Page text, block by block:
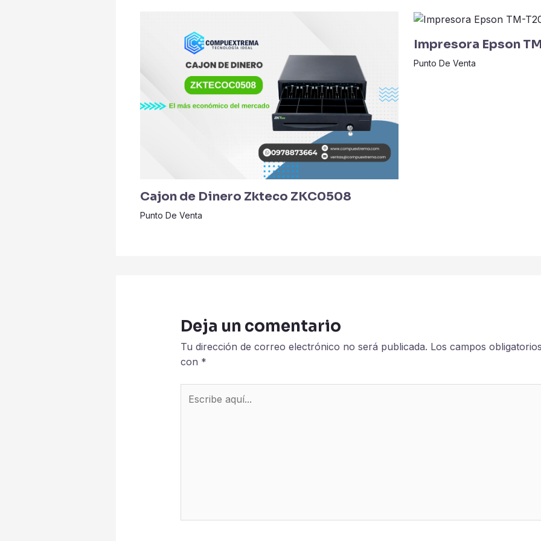
Cajon de Dinero Zkteco ZKC0508
Punto De Venta
Impresora Epson
Punto De Venta
Deja un comentario
Tu dirección de correo electrónico no será publicada. Los campos
con *
aquí...